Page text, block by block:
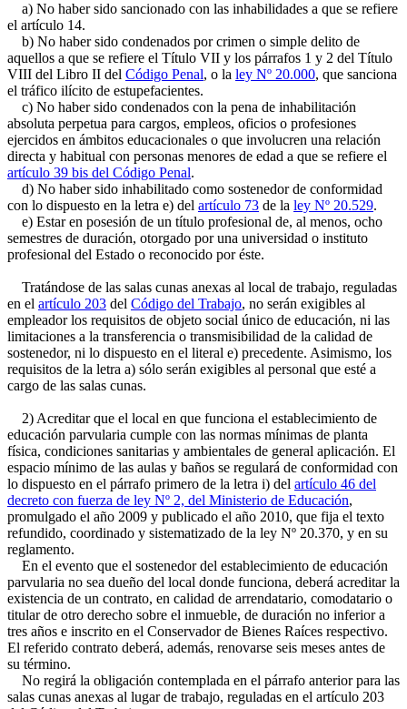
a) No haber sido sancionado con las inhabilidades a que se refiere
el artículo 14.
b) No haber sido condenados por crimen o simple delito de
aquellos a que se refiere el Título VII y los párrafos 1 y 2 del Título
VIII del Libro II del Código Penal, o la ley Nº 20.000, que sanciona
el tráfico ilícito de estupefacientes.
c) No haber sido condenados con la pena de inhabilitación
absoluta perpetua para cargos, empleos, oficios o profesiones
ejercidos en ámbitos educacionales o que involucren una relación
directa y habitual con personas menores de edad a que se refiere el
artículo 39 bis del Código Penal.
d) No haber sido inhabilitado como sostenedor de conformidad
con lo dispuesto en la letra e) del artículo 73 de la ley Nº 20.529.
e) Estar en posesión de un título profesional de, al menos, ocho
semestres de duración, otorgado por una universidad o instituto
profesional del Estado o reconocido por éste.
Tratándose de las salas cunas anexas al local de trabajo, reguladas
en el artículo 203 del Código del Trabajo, no serán exigibles al
empleador los requisitos de objeto social único de educación, ni las
limitaciones a la transferencia o transmisibilidad de la calidad de
sostenedor, ni lo dispuesto en el literal e) precedente. Asimismo, los
requisitos de la letra a) sólo serán exigibles al personal que esté a
cargo de las salas cunas.
2) Acreditar que el local en que funciona el establecimiento de
educación parvularia cumple con las normas mínimas de planta
física, condiciones sanitarias y ambientales de general aplicación. El
espacio mínimo de las aulas y baños se regulará de conformidad con
lo dispuesto en el párrafo primero de la letra i) del artículo 46 del
decreto con fuerza de ley Nº 2, del Ministerio de Educación,
promulgado el año 2009 y publicado el año 2010, que fija el texto
refundido, coordinado y sistematizado de la ley Nº 20.370, y en su
reglamento.
En el evento que el sostenedor del establecimiento de educación
parvularia no sea dueño del local donde funciona, deberá acreditar la
existencia de un contrato, en calidad de arrendatario, comodatario o
titular de otro derecho sobre el inmueble, de duración no inferior a
tres años e inscrito en el Conservador de Bienes Raíces respectivo.
El referido contrato deberá, además, renovarse seis meses antes de
su término.
No regirá la obligación contemplada en el párrafo anterior para las
salas cunas anexas al lugar de trabajo, reguladas en el artículo 203